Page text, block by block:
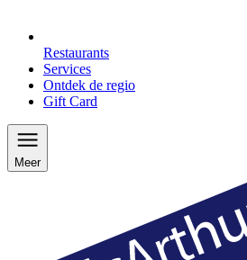
Restaurants
Services
Ontdek de regio
Gift Card
Meer